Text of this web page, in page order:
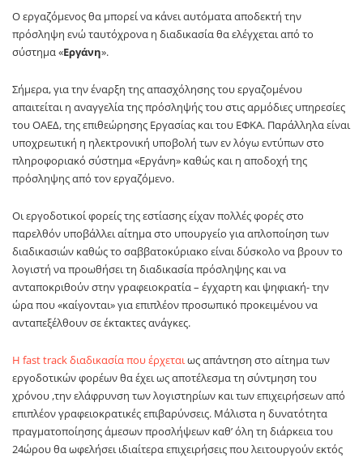
Ο εργαζόμενος θα μπορεί να κάνει αυτόματα αποδεκτή την
πρόσληψη ενώ ταυτόχρονα η διαδικασία θα ελέγχεται από το
σύστημα «Εργάνη».
Σήμερα, για την έναρξη της απασχόλησης του εργαζομένου
απαιτείται η αναγγελία της πρόσληψής του στις αρμόδιες υπηρεσίες
του ΟΑΕΔ, της επιθεώρησης Εργασίας και του ΕΦΚΑ. Παράλληλα είναι
υποχρεωτική η ηλεκτρονική υποβολή των εν λόγω εντύπων στο
πληροφοριακό σύστημα «Εργάνη» καθώς και η αποδοχή της
πρόσληψης από τον εργαζόμενο.
Οι εργοδοτικοί φορείς της εστίασης είχαν πολλές φορές στο
παρελθόν υποβάλλει αίτημα στο υπουργείο για απλοποίηση των
διαδικασιών καθώς το σαββατοκύριακο είναι δύσκολο να βρουν το
λογιστή να προωθήσει τη διαδικασία πρόσληψης και να
ανταποκριθούν στην γραφειοκρατία – έγχαρτη και ψηφιακή- την
ώρα που «καίγονται» για επιπλέον προσωπικό προκειμένου να
ανταπεξέλθουν σε έκτακτες ανάγκες.
Η fast track διαδικασία που έρχεταιως απάντηση στο αίτημα των
εργοδοτικών φορέων θα έχει ως αποτέλεσμα τη σύντμηση του
χρόνου ,την ελάφρυνση των λογιστηρίων και των επιχειρήσεων από
επιπλέον γραφειοκρατικές επιβαρύνσεις. Μάλιστα η δυνατότητα
πραγματοποίησης άμεσων προσλήψεων καθ’ όλη τη διάρκεια του
24ώρου θα ωφελήσει ιδιαίτερα επιχειρήσεις που λειτουργούν εκτός